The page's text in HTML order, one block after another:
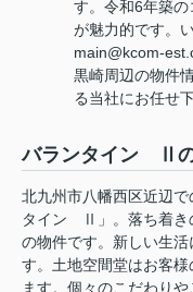
す。令和6年築
が魅力的です。
main@kcom-
黒崎周辺の物件
る当社にお任せ下
バランタイン Ⅱの
北九州市八幡西区近辺
タイン Ⅱ」。落ち着き
の物件です。新しい生
す。土地空間堂はお客
ます。個々のこだわり